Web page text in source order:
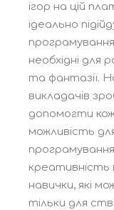
ігор на цій
ідеально
необхідні для
та фантазії.
викладачів
допомогти
можливість
навички, які
тільки для